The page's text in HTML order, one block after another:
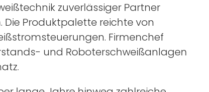
zuverlässiger Partner
Produktpalette reichte von
Firmenchef
und Roboterschweißanlagen